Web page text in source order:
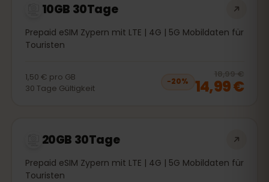
10GB 30Tage
Prepaid eSIM Zypern mit LTE | 4G | 5G Mobildaten für
Touristen
1,50 € pro GB
30 Tage Gültigkeit
−20%
18,99 €
14,99 €
20GB 30Tage
Prepaid eSIM Zypern mit LTE | 4G | 5G Mobildaten für
Touristen